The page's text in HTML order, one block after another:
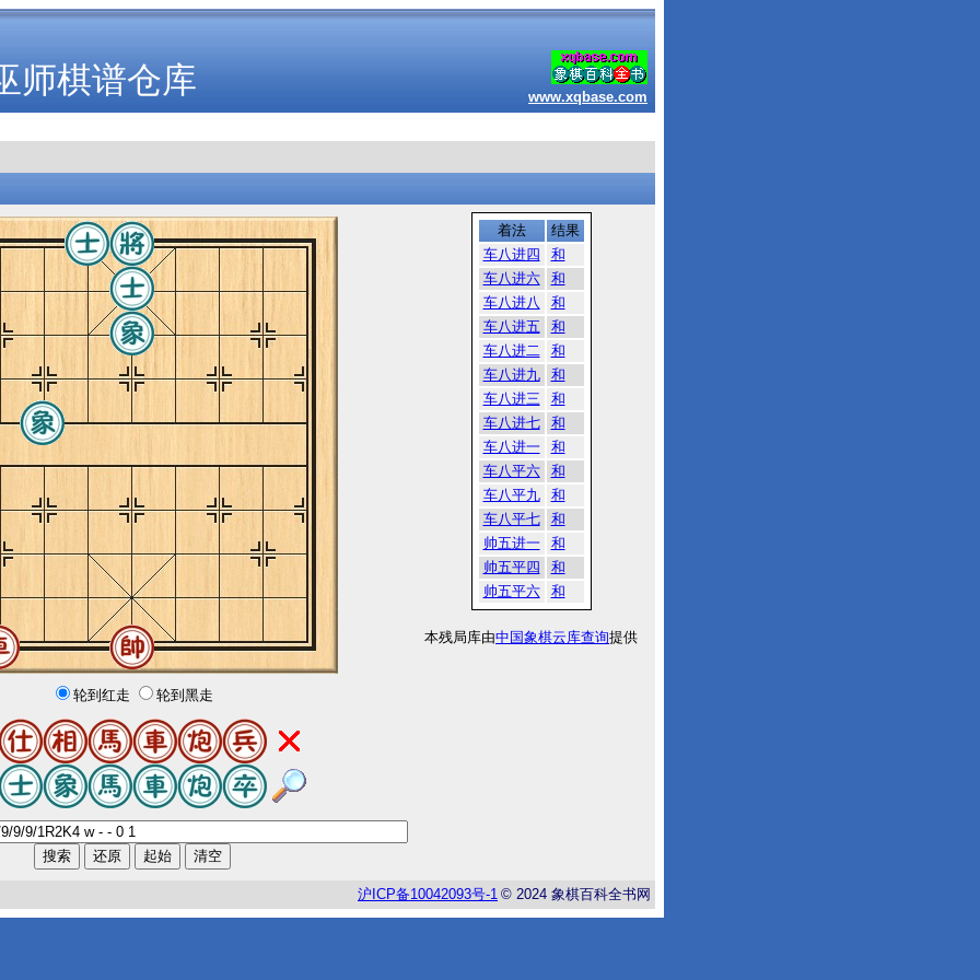
师棋谱仓库 www.xqbase.com
轮到红走 轮到黑走
着法
结果
车八进四
和
车八进六
和
车八进八
和
车八进五
和
车八进二
和
车八进九
和
车八进三
和
车八进七
和
车八进一
和
车八平六
和
车八平九
和
车八平七
和
帅五进一
和
帅五平四
和
帅五平六
和
本残局库由中国象棋云库查询提供
沪 ICP备10042093号-1 © 2024 象棋百科全书网